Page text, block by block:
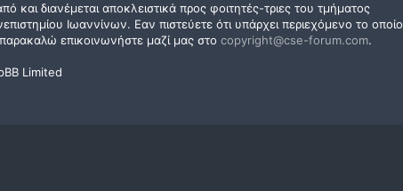
και διανέμεται αποκλειστικά προς φοιτητές-τριες του τμήματος
Ιωαννίνων. Εαν πιστεύετε ότι υπάρχει περιεχόμενο το οποίο
επικοινωνήστε μαζί μας στο copyright@cse-forum.com.
Limited